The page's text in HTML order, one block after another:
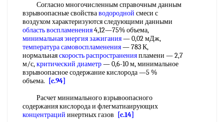
Согласно многочисленным справочным данным
взрывоопасные свойстваводородной смеси с
воздухом характеризуются следующими данными
область воспламенения4,12—75% объема,
минимальная энергия зажигания— 0,02 мДж,
температура самовоспламенения— 783 К,
нормальнаяскорость распространенияпламени — 2,7
м/с,критический диаметр— 0,6-10 м, минимальное
взрывоопасное содержание кислорода —5 %
объема.
[c.94]
Расчет минимального взрывоопасного
содержания кислорода и флегматиаирующих
концентраций инертных газов
[c.14]